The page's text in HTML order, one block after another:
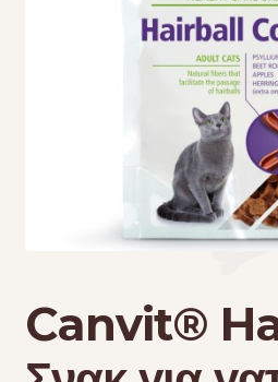
Κρεβατάκια
Τσάντες μεταφοράς
Φροντίδα – Είδη Υγιεινής
Canvit®